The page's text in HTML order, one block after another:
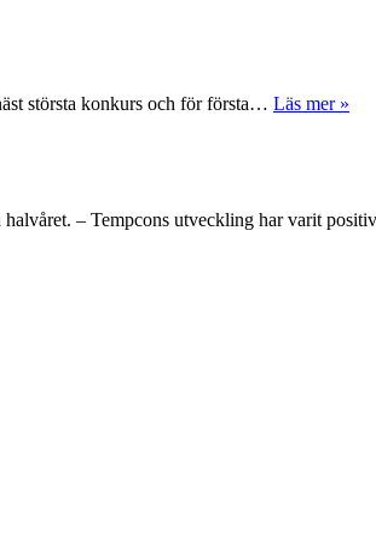
största konkurs och för första… Läs mer »
halvåret. – Tempcons utveckling har varit